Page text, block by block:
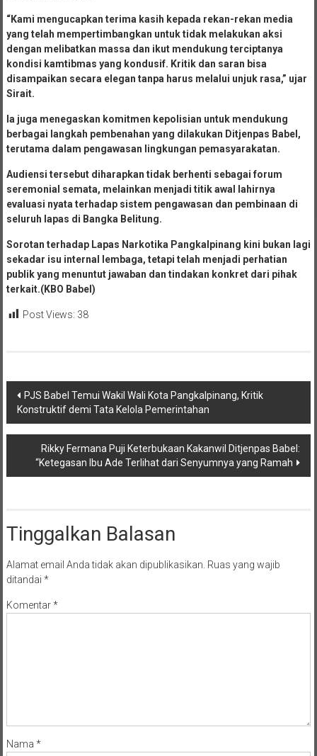
“Kami mengucapkan terima kasih kepada rekan-rekan media
yang telah mempertimbangkan untuk tidak melakukan aksi
dengan melibatkan massa dan ikut mendukung terciptanya
kondisi kamtibmas yang kondusif. Kritik dan saran bisa
disampaikan secara elegan tanpa harus melalui unjuk rasa,” ujar
Sirait.
Ia juga menegaskan komitmen kepolisian untuk mendukung
berbagai langkah pembenahan yang dilakukan Ditjenpas Babel,
terutama dalam pengawasan lingkungan pemasyarakatan.
Audiensi tersebut diharapkan tidak berhenti sebagai forum
seremonial semata, melainkan menjadi titik awal lahirnya
evaluasi nyata terhadap sistem pengawasan dan pembinaan di
seluruh lapas di Bangka Belitung.
Sorotan terhadap Lapas Narkotika Pangkalpinang kini bukan lagi
sekadar isu internal lembaga, tetapi telah menjadi perhatian
publik yang menuntut jawaban dan tindakan konkret dari pihak
terkait.(KBO Babel)
Post Views: 38
Navigasi
pos
PJS Babel Temui Wakil Wali Kota Pangkalpinang, Kritik
Konstruktif demi Tata Kelola Pemerintahan
Rikky Fermana Puji Keterbukaan Kakanwil Ditjenpas Babel:
“Ketegasan Ibu Ade Terlihat dari Senyumnya yang Ramah
Tinggalkan Balasan
Alamat email Anda tidak akan dipublikasikan. Ruas yang wajib
ditandai *
Komentar*
Nama *